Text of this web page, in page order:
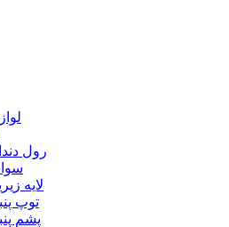
رول
لایه
توپ
پشم